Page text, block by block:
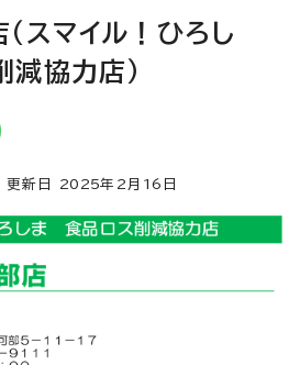
スマイル！ひろし
協力店）
新日 2025年2月 16 日